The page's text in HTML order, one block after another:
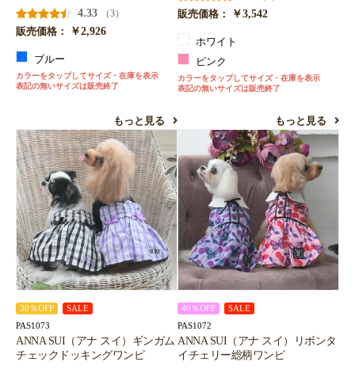
4.33
（3）
販売価格：
￥2,926
ブルー
カラーをタップしてサイズ・在庫を表示
表記の無いサイズは販売終了
もっと見る
販売価格：
￥3,542
ホワイト
ピンク
カラーをタップしてサイズ・在庫を表示
表記の無いサイズは販売終了
もっと見る
30％OFF SALE
PAS1073
ANNA SUI（アナ スイ）ギンガム
チェックドッキングワンピ
40％OFF SALE
PAS1072
ANNA SUI（アナ スイ）リボンタ
イチェリー総柄ワンピ